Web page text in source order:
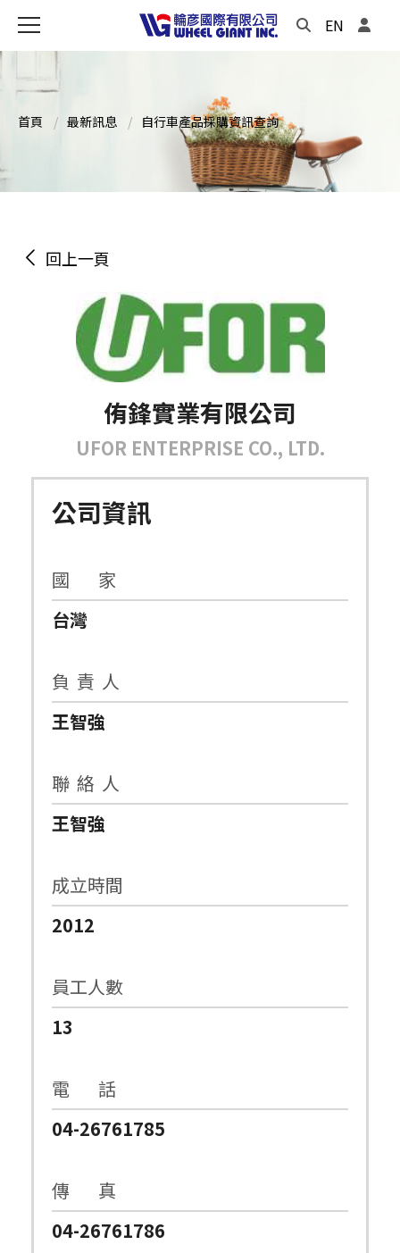
EN
首頁 最新訊息 自行車產品採購資訊查詢
回上一頁
侑鋒實業有限公司
UFOR ENTERPRISE CO., LTD.
公司資訊
國 家
台灣
負 責 人
王智強
聯 絡 人
王智強
成立時間
2012
員工人數
13
電 話
04-26761785
傳 真
04-26761786